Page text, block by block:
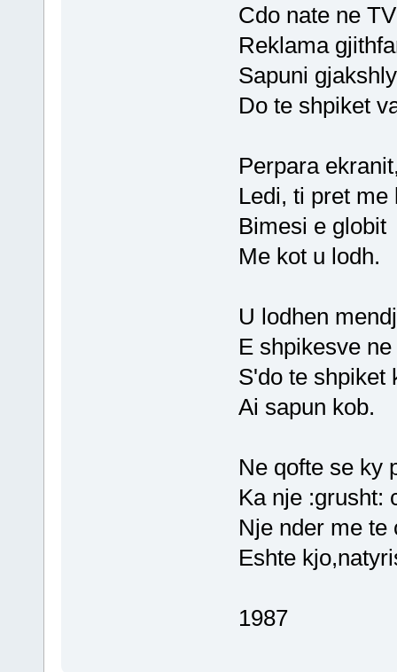
Cdo nate ne TV
Reklama
Sapuni
Do te shpiket
Perpara
Ledi, ti pret me
Bimesi e globit
Me kot u lodh.
U lodhen
E shpikesve
S'do te shpiket
Ai sapun kob.
Ne qofte se ky
Ka nje :grusht:
Nje nder me te
Eshte
1987